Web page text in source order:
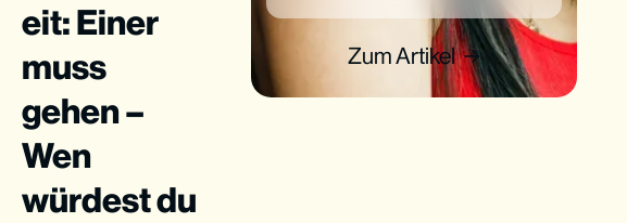
Zum Artikel
eit: Einer
muss
gehen –
Wen
würdest du